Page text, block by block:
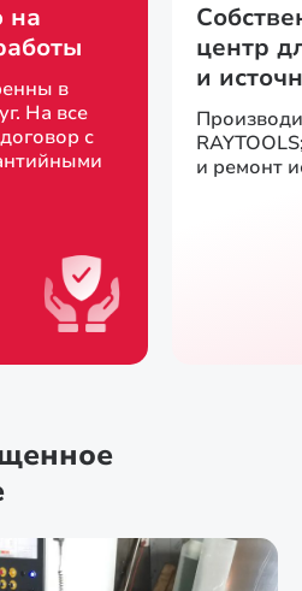
на
в
На все
с
центр
и
и ремонт